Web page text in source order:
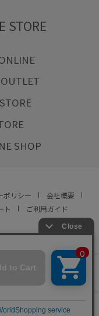
STORE
SHOP
ポリシー
会社概要
ト ご利用ガイド
おりません